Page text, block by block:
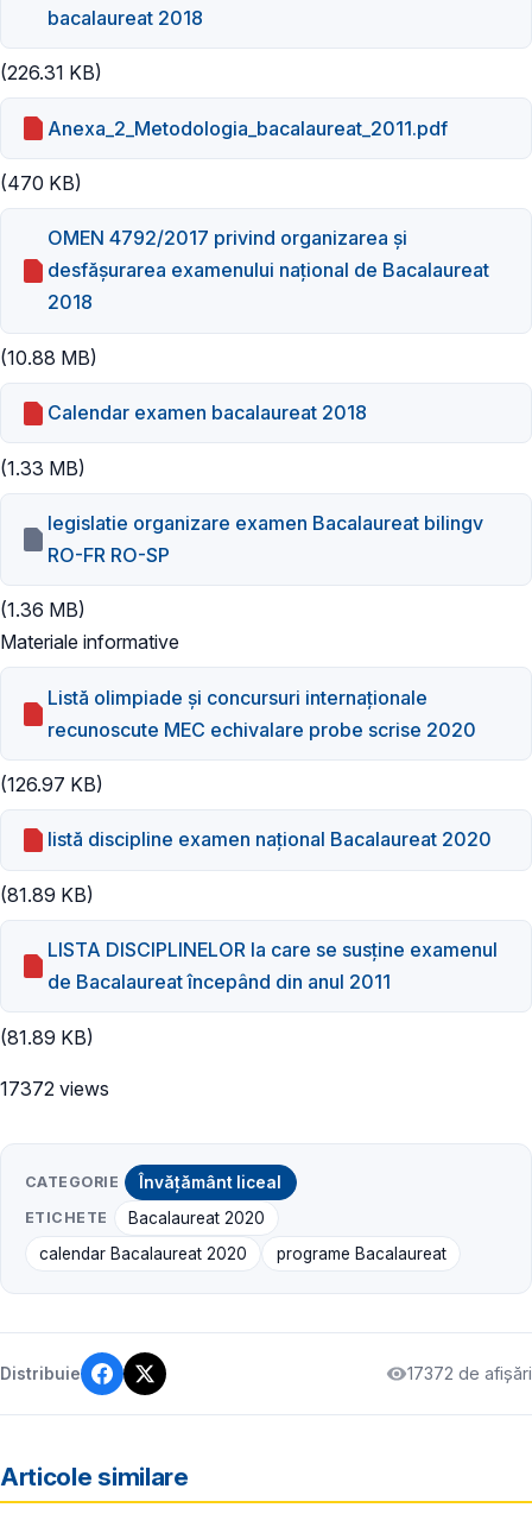
bacalaureat 2018
(226.31 KB)
Anexa_2_Metodologia_bacalaureat_2011.pdf
(470 KB)
OMEN 4792/2017 privind organizarea și
desfășurarea examenului național de Bacalaureat
2018
(10.88 MB)
Calendar examen bacalaureat 2018
(1.33 MB)
legislatie organizare examen Bacalaureat bilingv
RO-FR RO-SP
(1.36 MB)
Materiale informative
Listă olimpiade și concursuri internaționale
recunoscute MEC echivalare probe scrise 2020
(126.97 KB)
listă discipline examen național Bacalaureat 2020
(81.89 KB)
LISTA DISCIPLINELOR la care se susţine examenul
de Bacalaureat începând din anul 2011
(81.89 KB)
17372 views
CATEGORIE Învățământ liceal
ETICHETE
Bacalaureat 2020
calendar Bacalaureat 2020
programe Bacalaureat
Distribuie 17372 de afișări
Articole similare